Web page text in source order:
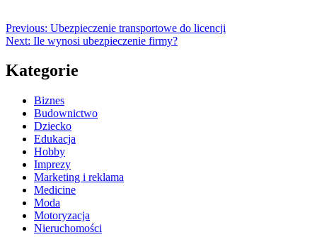
Previous: Ubezpieczenie transportowe do licencji
Next: Ile wynosi ubezpieczenie firmy?
Kategorie
Biznes
Budownictwo
Dziecko
Edukacja
Hobby
Imprezy
Marketing i reklama
Medicine
Moda
Motoryzacja
Nieruchomości